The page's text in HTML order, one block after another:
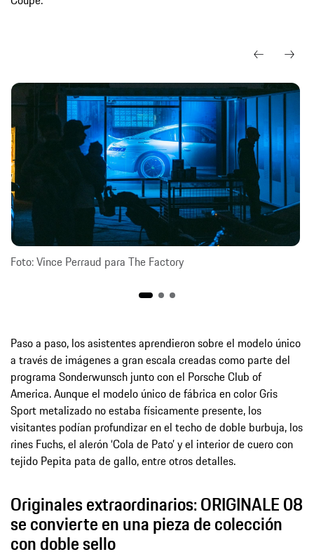
Foto: Vince Perraud para The Factory
Paso a paso, los asistentes aprendieron sobre el modelo único
a través de imágenes a gran escala creadas como parte del
programa Sonderwunsch junto con el Porsche Club of
America. Aunque el modelo único de fábrica en color Gris
Sport metalizado no estaba físicamente presente, los
visitantes podían profundizar en el techo de doble burbuja, los
rines Fuchs, el alerón ‘Cola de Pato’ y el interior de cuero con
tejido Pepita pata de gallo, entre otros detalles.
Originales extraordinarios: ORIGINALE 08
se convierte en una pieza de colección
con doble sello